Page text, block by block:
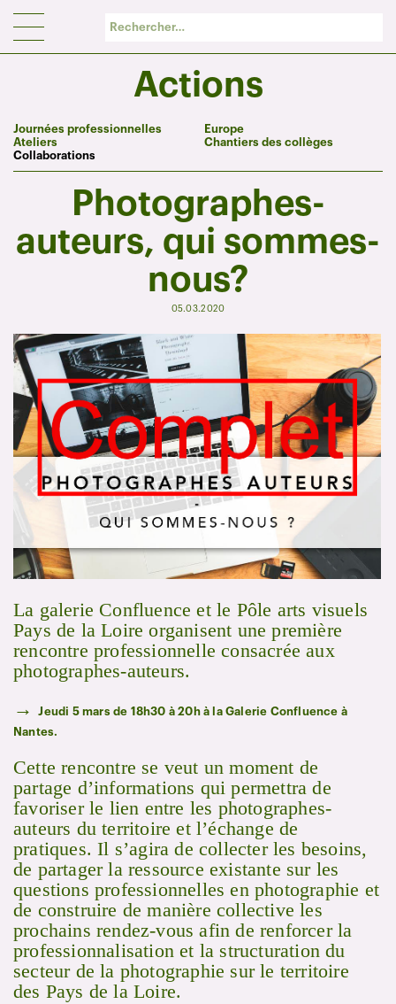
Actions
Journées professionnelles
Ateliers
Collaborations
Europe
Chantiers des collèges
Photographes-
auteurs, qui sommes-
nous?
05.03.2020
La galerie Confluence et le Pôle arts visuels
Pays de la Loire organisent une première
rencontre professionnelle consacrée aux
photographes-auteurs.
→
Jeudi 5 mars de 18h30 à 20h à la Galerie Confluence à
Nantes.
Cette rencontre se veut un moment de
partage d’informations qui permettra de
favoriser le lien entre les photographes-
auteurs du territoire et l’échange de
pratiques. Il s’agira de collecter les besoins,
de partager la ressource existante sur les
questions professionnelles en photographie et
de construire de manière collective les
prochains rendez-vous afin de renforcer la
professionnalisation et la structuration du
secteur de la photographie sur le territoire
des Pays de la Loire.